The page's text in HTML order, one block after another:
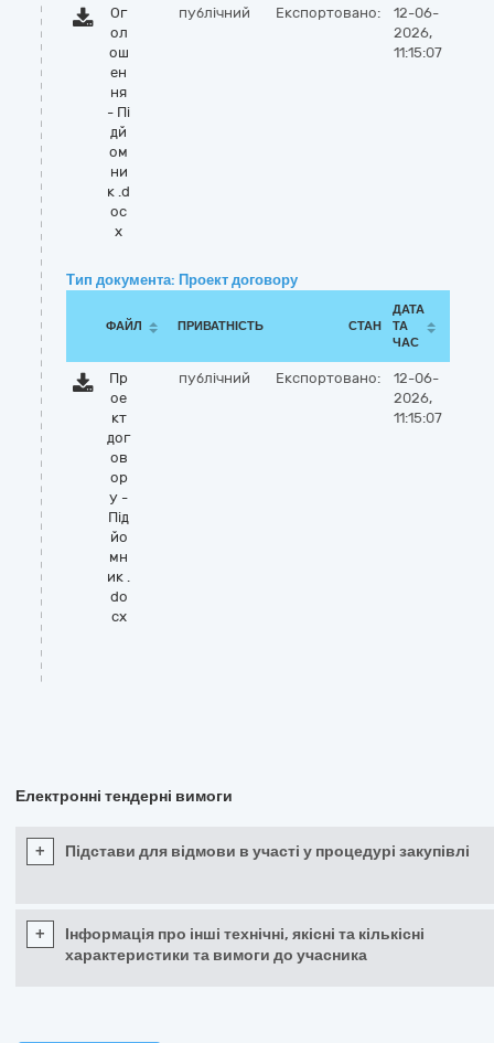
Ог
ол
ош
ен
ня
- Пі
дй
ом
ни
к .d
oc
x
публічний Експортовано:
12-06-
2026,
11:15:07
Тип документа: Проект договору
ФАЙЛ ПРИВАТНІСТЬ СТАН
ДАТА
ТА
ЧАС
Пр
ое
кт
дог
ов
ор
у -
Під
йо
мн
ик .
do
cx
публічний Експортовано:
12-06-
2026,
11:15:07
Електронні тендерні вимоги
+ Підстави для відмови в участі у процедурі закупівлі
+
Інформація про інші технічні, якісні та кількісні
характеристики та вимоги до учасника